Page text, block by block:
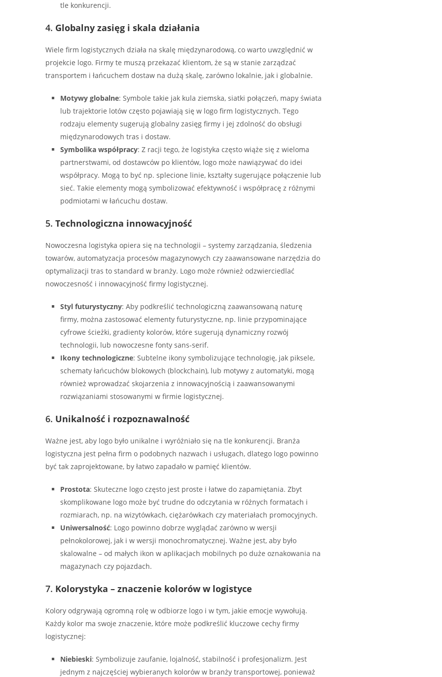
tle konkurencji.
4. Globalny zasięg i skala działania
Wiele firm logistycznych działa na skalę międzynarodową, co warto uwzględnić w
projekcie logo. Firmy te muszą przekazać klientom, że są w stanie zarządzać
transportem i łańcuchem dostaw na dużą skalę, zarówno lokalnie, jak i globalnie.
Motywy globalne: Symbole takie jak kula ziemska, siatki połączeń, mapy świata
lub trajektorie lotów często pojawiają się w logo firm logistycznych. Tego
rodzaju elementy sugerują globalny zasięg firmy i jej zdolność do obsługi
międzynarodowych tras i dostaw.
Symbolika współpracy: Z racji tego, że logistyka często wiąże się z wieloma
partnerstwami, od dostawców po klientów, logo może nawiązywać do idei
współpracy. Mogą to być np. splecione linie, kształty sugerujące połączenie lub
sieć. Takie elementy mogą symbolizować efektywność i współpracę z różnymi
podmiotami w łańcuchu dostaw.
5. Technologiczna innowacyjność
Nowoczesna logistyka opiera się na technologii – systemy zarządzania, śledzenia
towarów, automatyzacja procesów magazynowych czy zaawansowane narzędzia do
optymalizacji tras to standard w branży. Logo może również odzwierciedlać
nowoczesność i innowacyjność firmy logistycznej.
Styl futurystyczny: Aby podkreślić technologiczną zaawansowaną naturę
firmy, można zastosować elementy futurystyczne, np. linie przypominające
cyfrowe ścieżki, gradienty kolorów, które sugerują dynamiczny rozwój
technologii, lub nowoczesne fonty sans-serif.
Ikony technologiczne: Subtelne ikony symbolizujące technologię, jak piksele,
schematy łańcuchów blokowych (blockchain), lub motywy z automatyki, mogą
również wprowadzać skojarzenia z innowacyjnością i zaawansowanymi
rozwiązaniami stosowanymi w firmie logistycznej.
6. Unikalność i rozpoznawalność
Ważne jest, aby logo było unikalne i wyróżniało się na tle konkurencji. Branża
logistyczna jest pełna firm o podobnych nazwach i usługach, dlatego logo powinno
być tak zaprojektowane, by łatwo zapadało w pamięć klientów.
Prostota: Skuteczne logo często jest proste i łatwe do zapamiętania. Zbyt
skomplikowane logo może być trudne do odczytania w różnych formatach i
rozmiarach, np. na wizytówkach, ciężarówkach czy materiałach promocyjnych.
Uniwersalność: Logo powinno dobrze wyglądać zarówno w wersji
pełnokolorowej, jak i w wersji monochromatycznej. Ważne jest, aby było
skalowalne – od małych ikon w aplikacjach mobilnych po duże oznakowania na
magazynach czy pojazdach.
7. Kolorystyka – znaczenie kolorów w logistyce
Kolory odgrywają ogromną rolę w odbiorze logo i w tym, jakie emocje wywołują.
Każdy kolor ma swoje znaczenie, które może podkreślić kluczowe cechy firmy
logistycznej:
Niebieski: Symbolizuje zaufanie, lojalność, stabilność i profesjonalizm. Jest
jednym z najczęściej wybieranych kolorów w branży transportowej, ponieważ